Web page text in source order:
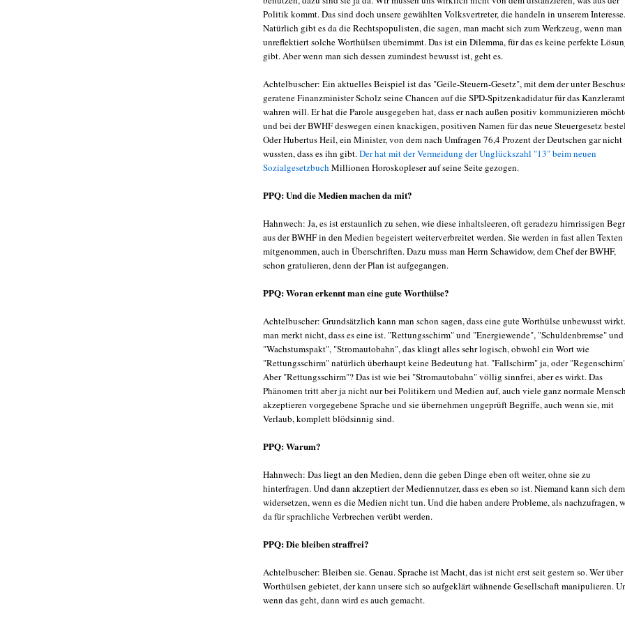
Politik kommt. Das sind doch unsere gewählten Volksvertreter, die handeln in unserem Interesse.
Natürlich gibt es da die Rechtspopulisten, die sagen, man macht sich zum Werkzeug, wenn man
unreflektiert solche Worthülsen übernimmt. Das ist ein Dilemma, für das es keine perfekte
gibt. Aber wenn man sich dessen zumindest bewusst ist, geht es.
Achtelbuscher: Ein aktuelles Beispiel ist das "Geile-Steuern-Gesetz", mit dem der unter
geratene Finanzminister Scholz seine Chancen auf die SPD-Spitzenkadidatur für das Kanzleramt
wahren will. Er hat die Parole ausgegeben hat, dass er nach außen positiv kommunizieren
und bei der BWHF deswegen einen knackigen, positiven Namen für das neue Steuergesetz
Oder Hubertus Heil, ein Minister, von dem nach Umfragen 76,4 Prozent der Deutschen gar nicht
wussten, dass es ihn gibt.Der hat mit der Vermeidung der Unglückszahl "13" beim neuen
Sozialgesetzbuch Millionen Horoskopleser auf seine Seite gezogen.
PPQ: Und die Medien machen da mit?
Hahnwech: Ja, es ist erstaunlich zu sehen, wie diese inhaltsleeren, oft geradezu hirnrissigen
aus der BWHF in den Medien begeistert weiterverbreitet werden. Sie werden in fast allen Texten
mitgenommen, auch in Überschriften. Dazu muss man Herrn Schawidow, dem Chef der BWHF,
schon gratulieren, denn der Plan ist aufgegangen.
PPQ: Woran erkennt man eine gute Worthülse?
Achtelbuscher: Grundsätzlich kann man schon sagen, dass eine gute Worthülse unbewusst wirkt.
man merkt nicht, dass es eine ist. "Rettungsschirm" und "Energiewende", "Schuldenbremse" und
"Wachstumspakt", "Stromautobahn", das klingt alles sehr logisch, obwohl ein Wort wie
"Rettungsschirm" natürlich überhaupt keine Bedeutung hat. "Fallschirm" ja, oder
Aber "Rettungsschirm"? Das ist wie bei "Stromautobahn" völlig sinnfrei, aber es wirkt. Das
Phänomen tritt aber ja nicht nur bei Politikern und Medien auf, auch viele ganz normale
akzeptieren vorgegebene Sprache und sie übernehmen ungeprüft Begriffe, auch wenn sie, mit
Verlaub, komplett blödsinnig sind.
PPQ: Warum?
Hahnwech: Das liegt an den Medien, denn die geben Dinge eben oft weiter, ohne sie zu
hinterfragen. Und dann akzeptiert der Mediennutzer, dass es eben so ist. Niemand kann sich dem
widersetzen, wenn es die Medien nicht tun. Und die haben andere Probleme, als nachzufragen,
da für sprachliche Verbrechen verübt werden.
PPQ: Die bleiben straffrei?
Achtelbuscher: Bleiben sie. Genau. Sprache ist Macht, das ist nicht erst seit gestern so. Wer
Worthülsen gebietet, der kann unsere sich so aufgeklärt wähnende Gesellschaft manipulieren.
wenn das geht, dann wird es auch gemacht.